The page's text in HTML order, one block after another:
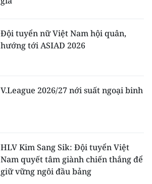
Đội tuyển nữ Việt Nam hội quân,
hướng tới ASIAD 2026
V.League 2026/27 nới suất ngoại binh
HLV Kim Sang Sik: Đội tuyển Việt
Nam quyết tâm giành chiến thắng để
giữ vững ngôi đầu bảng